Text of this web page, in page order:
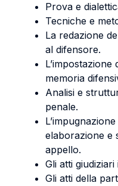
Prova e
Tecniche e
La redazione
al difensore.
memoria
Analisi e
penale.
elaborazione e
appello.
Gli atti
Gli atti della